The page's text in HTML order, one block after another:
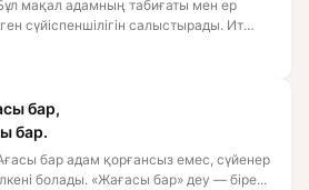
мақал адамның табиғаты мен ер
сүйіспеншілігін салыстырады. Ит
бар,
бар.
бар адам қорғансыз емес, сүйенер
болады. «Жағасы бар» деу — біре...